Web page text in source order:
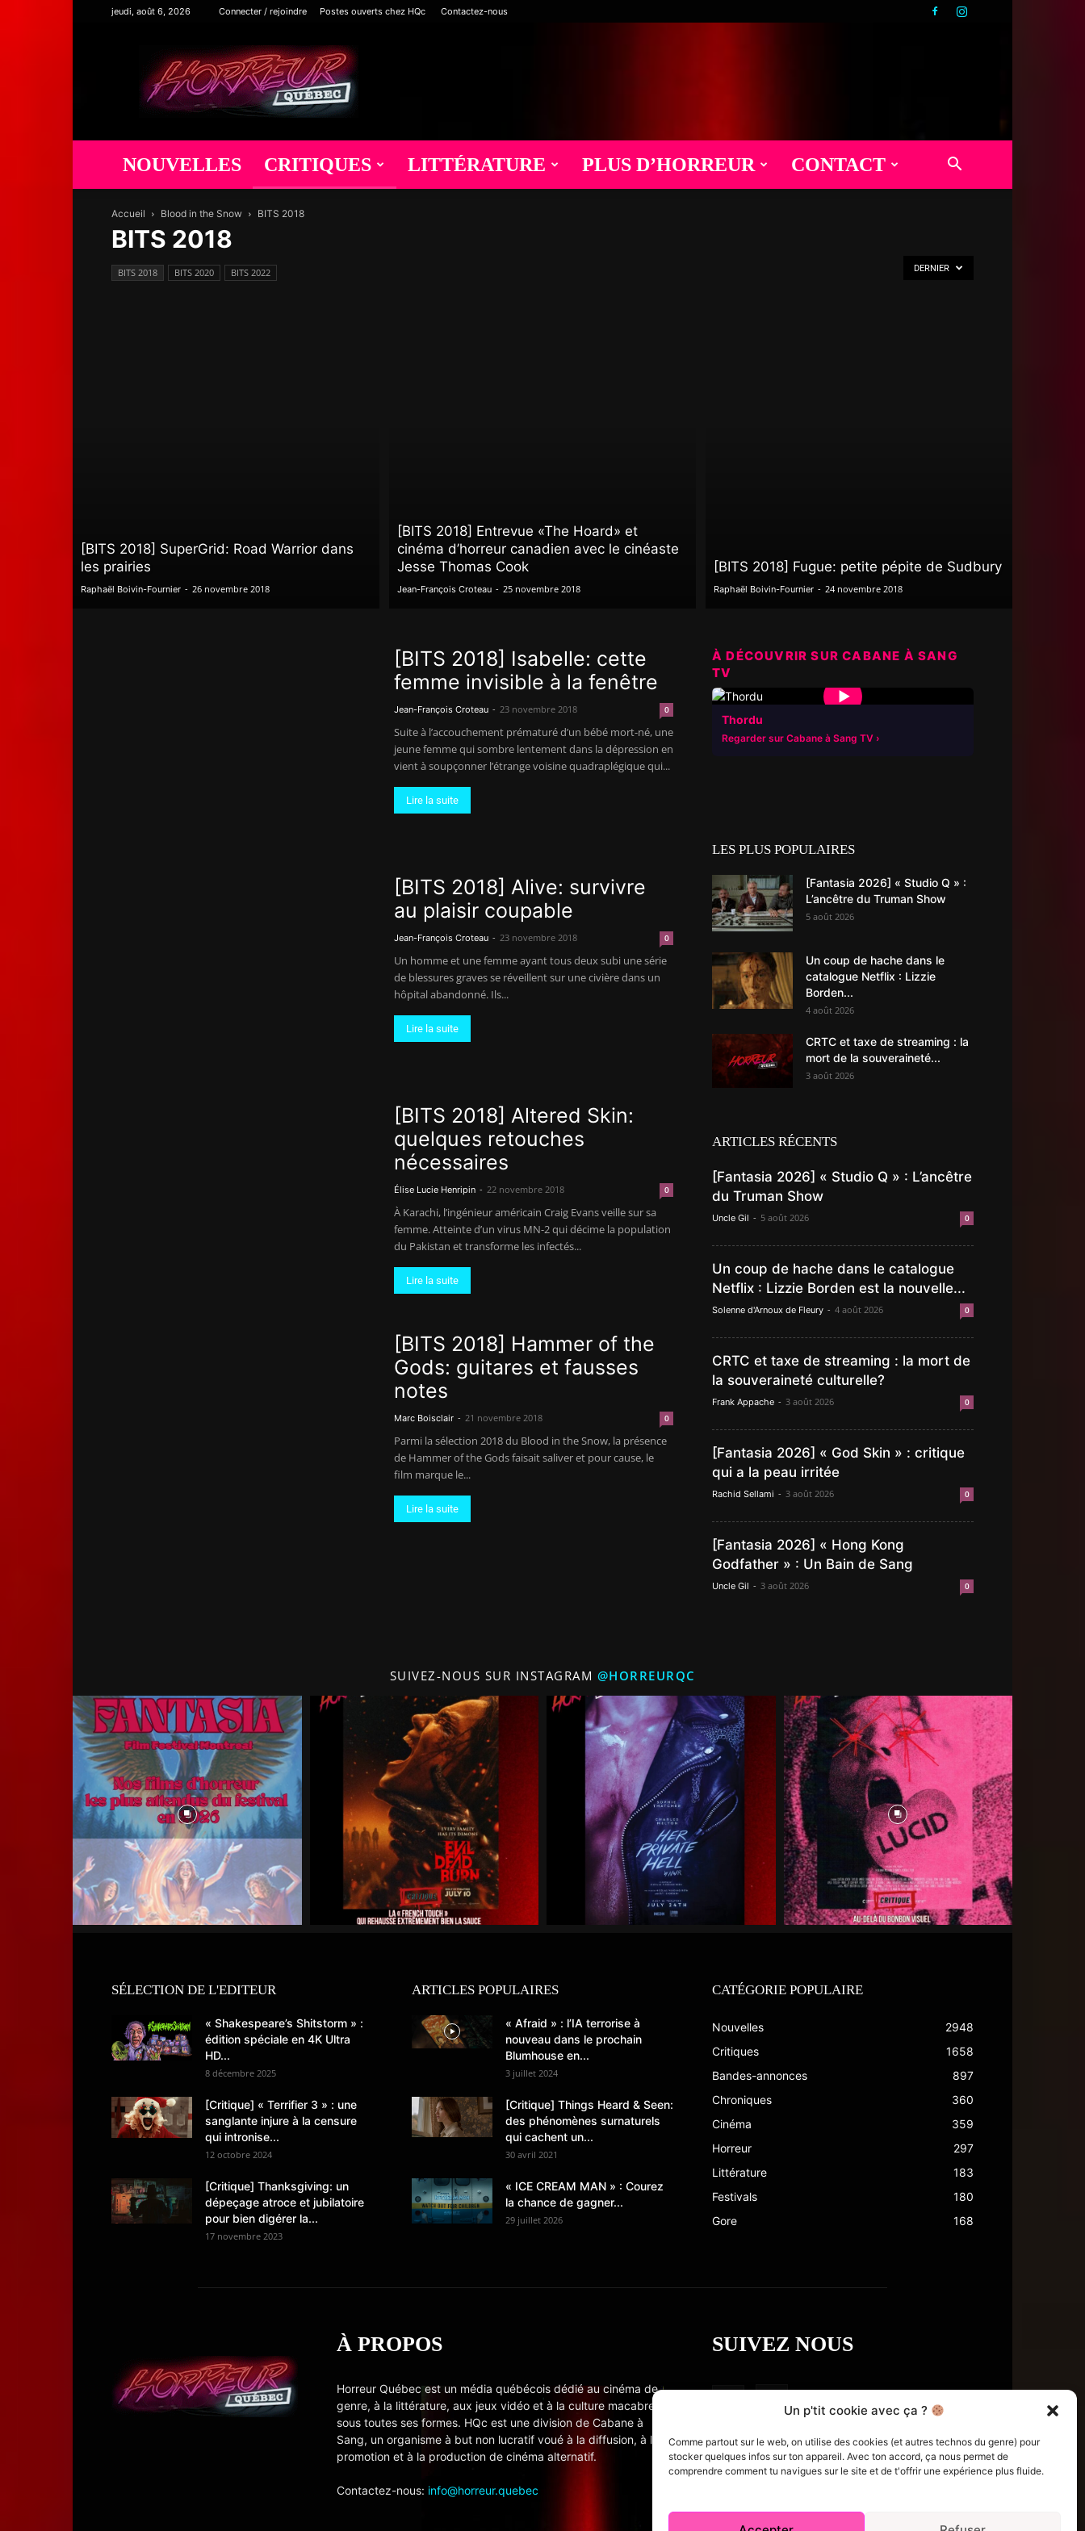
Un p'tit cookie avec ça ?
Comme partout sur le web, on utilise des cookies (et autres technos du genre) pour
stocker quelques infos sur ton appareil. Avec ton accord, ça nous permet de
comprendre comment tu navigues sur le site et de t'offrir une expérience plus fluide.
jeudi, août 6, 2026 Connecter / rejoindre Postes ouverts chez HQc Contactez-nous
Horreur
Québec
NOUVELLES CRITIQUES LITTÉRATURE PLUS D’HORREUR CONTACT
Accueil Blood in the Snow BITS 2018
BITS 2018
BITS 2018 BITS 2020 BITS 2022 DERNIER
[BITS 2018] SuperGrid: Road Warrior dans
les prairies
Raphaël Boivin-Fournier - 26 novembre 2018
[BITS 2018] Entrevue «The Hoard» et
cinéma d’horreur canadien avec le cinéaste
Jesse Thomas Cook
Jean-François Croteau - 25 novembre 2018
[BITS 2018] Fugue: petite pépite de Sudbury
Raphaël Boivin-Fournier - 24 novembre 2018
[BITS 2018] Isabelle: cette
femme invisible à la fenêtre
Jean-François Croteau - 23 novembre 2018 0
Suite à l’accouchement prématuré d’un bébé mort-né, une
jeune femme qui sombre lentement dans la dépression en
vient à soupçonner l’étrange voisine quadraplégique qui...
Lire la suite
[BITS 2018] Alive: survivre
au plaisir coupable
Jean-François Croteau - 23 novembre 2018 0
Un homme et une femme ayant tous deux subi une série
de blessures graves se réveillent sur une civière dans un
hôpital abandonné. Ils...
Lire la suite
[BITS 2018] Altered Skin:
quelques retouches
nécessaires
Élise Lucie Henripin - 22 novembre 2018 0
À Karachi, l’ingénieur américain Craig Evans veille sur sa
femme. Atteinte d’un virus MN-2 qui décime la population
du Pakistan et transforme les infectés...
Lire la suite
[BITS 2018] Hammer of the
Gods: guitares et fausses
notes
Marc Boisclair - 21 novembre 2018 0
Parmi la sélection 2018 du Blood in the Snow, la présence
de Hammer of the Gods faisait saliver et pour cause, le
film marque le...
Lire la suite
À DÉCOUVRIR SUR CABANE À SANG
TV
▶
Thordu
Regarder sur Cabane à Sang TV
LES PLUS POPULAIRES
[Fantasia 2026] « Studio Q » :
L’ancêtre du Truman Show
5 août 2026
Un coup de hache dans le
catalogue Netflix : Lizzie
Borden...
4 août 2026
CRTC et taxe de streaming : la
mort de la souveraineté...
3 août 2026
ARTICLES RÉCENTS
[Fantasia 2026] « Studio Q » : L’ancêtre
du Truman Show
Uncle Gil - 5 août 2026 0
Un coup de hache dans le catalogue
Netflix : Lizzie Borden est la nouvelle...
Solenne d'Arnoux de Fleury - 4 août 2026 0
CRTC et taxe de streaming : la mort de
la souveraineté culturelle?
Frank Appache - 3 août 2026 0
[Fantasia 2026] « God Skin » : critique
qui a la peau irritée
Rachid Sellami - 3 août 2026 0
[Fantasia 2026] « Hong Kong
Godfather » : Un Bain de Sang
Uncle Gil - 3 août 2026 0
SUIVEZ-NOUS SUR INSTAGRAM @HORREURQC
SÉLECTION DE L'EDITEUR
« Shakespeare’s Shitstorm » :
édition spéciale en 4K Ultra
HD...
8 décembre 2025
[Critique] « Terrifier 3 » : une
sanglante injure à la censure
qui intronise...
12 octobre 2024
[Critique] Thanksgiving: un
dépeçage atroce et jubilatoire
pour bien digérer la...
17 novembre 2023
ARTICLES POPULAIRES
« Afraid » : l’IA terrorise à
nouveau dans le prochain
Blumhouse en...
3 juillet 2024
[Critique] Things Heard & Seen:
des phénomènes surnaturels
qui cachent un...
30 avril 2021
« ICE CREAM MAN » : Courez
la chance de gagner...
29 juillet 2026
CATÉGORIE POPULAIRE
Nouvelles
2948
Critiques
1658
Bandes-annonces
897
Chroniques
360
Cinéma
359
Horreur
297
Littérature
183
Festivals
180
Gore
168
À PROPOS
Horreur Québec est un média québécois dédié au cinéma de
genre, à la littérature, aux jeux vidéo et à la culture macabre
sous toutes ses formes. HQc est une division de Cabane à
Sang, un organisme à but non lucratif voué à la diffusion, à la
promotion et à la production de cinéma alternatif.
Contactez-nous: info@horreur.quebec
SUIVEZ NOUS